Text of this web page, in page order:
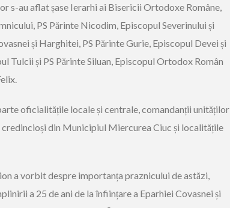
s-au aflat șase Ierarhi ai Bisericii Ortodoxe Române,
PS Părinte Nicodim, Episcopul Severinului și
și Harghitei, PS Părinte Gurie, Episcopul Devei și
Tulcii și PS Părinte Siluan, Episcopul Ortodox Român
oficialitățile locale și centrale, comandanții unităților
din Municipiul Miercurea Ciuc și localitățile
a vorbit despre importanța praznicului de astăzi,
a 25 de ani de la înființare a Eparhiei Covasnei și